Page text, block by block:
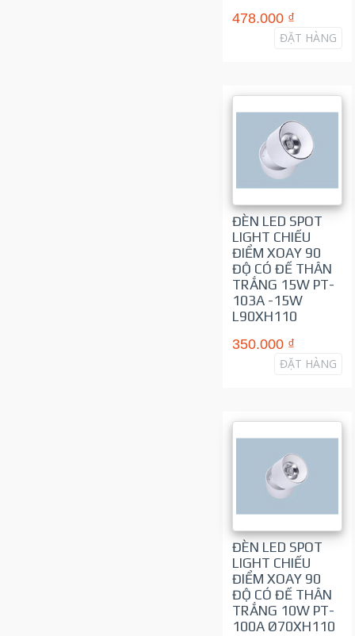
478.000 ₫
ĐẶT HÀNG
ĐÈN LED SPOT
LIGHT CHIẾU
ĐIỂM XOAY 90
ĐỘ CÓ ĐẾ THÂN
TRẮNG 15W PT-
103A -15W
L90XH110
350.000 ₫
ĐẶT HÀNG
ĐÈN LED SPOT
LIGHT CHIẾU
ĐIỂM XOAY 90
ĐỘ CÓ ĐẾ THÂN
TRẮNG 10W PT-
100A Ø70XH110